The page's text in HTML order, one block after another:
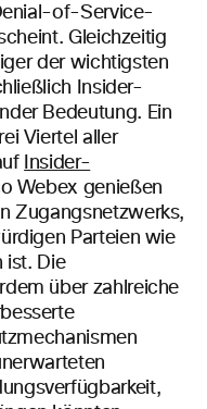
of-Service-
Gleichzeitig
der wichtigsten
Insider-
Bedeutung. Ein
Viertel aller
Insider-
Webex genießen
Zugangsnetzwerks,
Parteien wie
ist. Die
über zahlreiche